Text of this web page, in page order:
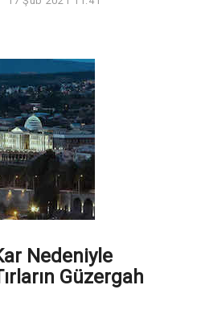
Nedeniyle
Güzergah